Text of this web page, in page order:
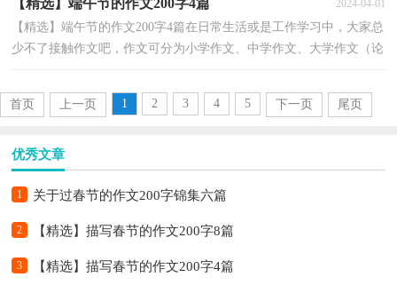
【精选】端午节的作文200字4篇 2024-04-01
【精选】端午节的作文200字4篇在日常生活或是工作学习中，大家总
少不了接触作文吧，作文可分为小学作文、中学作文、大学作文（论
首页 上一页 1 2 3 4 5 下一页 尾页
优秀文章
1 关于过春节的作文200字锦集六篇
2 【精选】描写春节的作文200字8篇
3 【精选】描写春节的作文200字4篇